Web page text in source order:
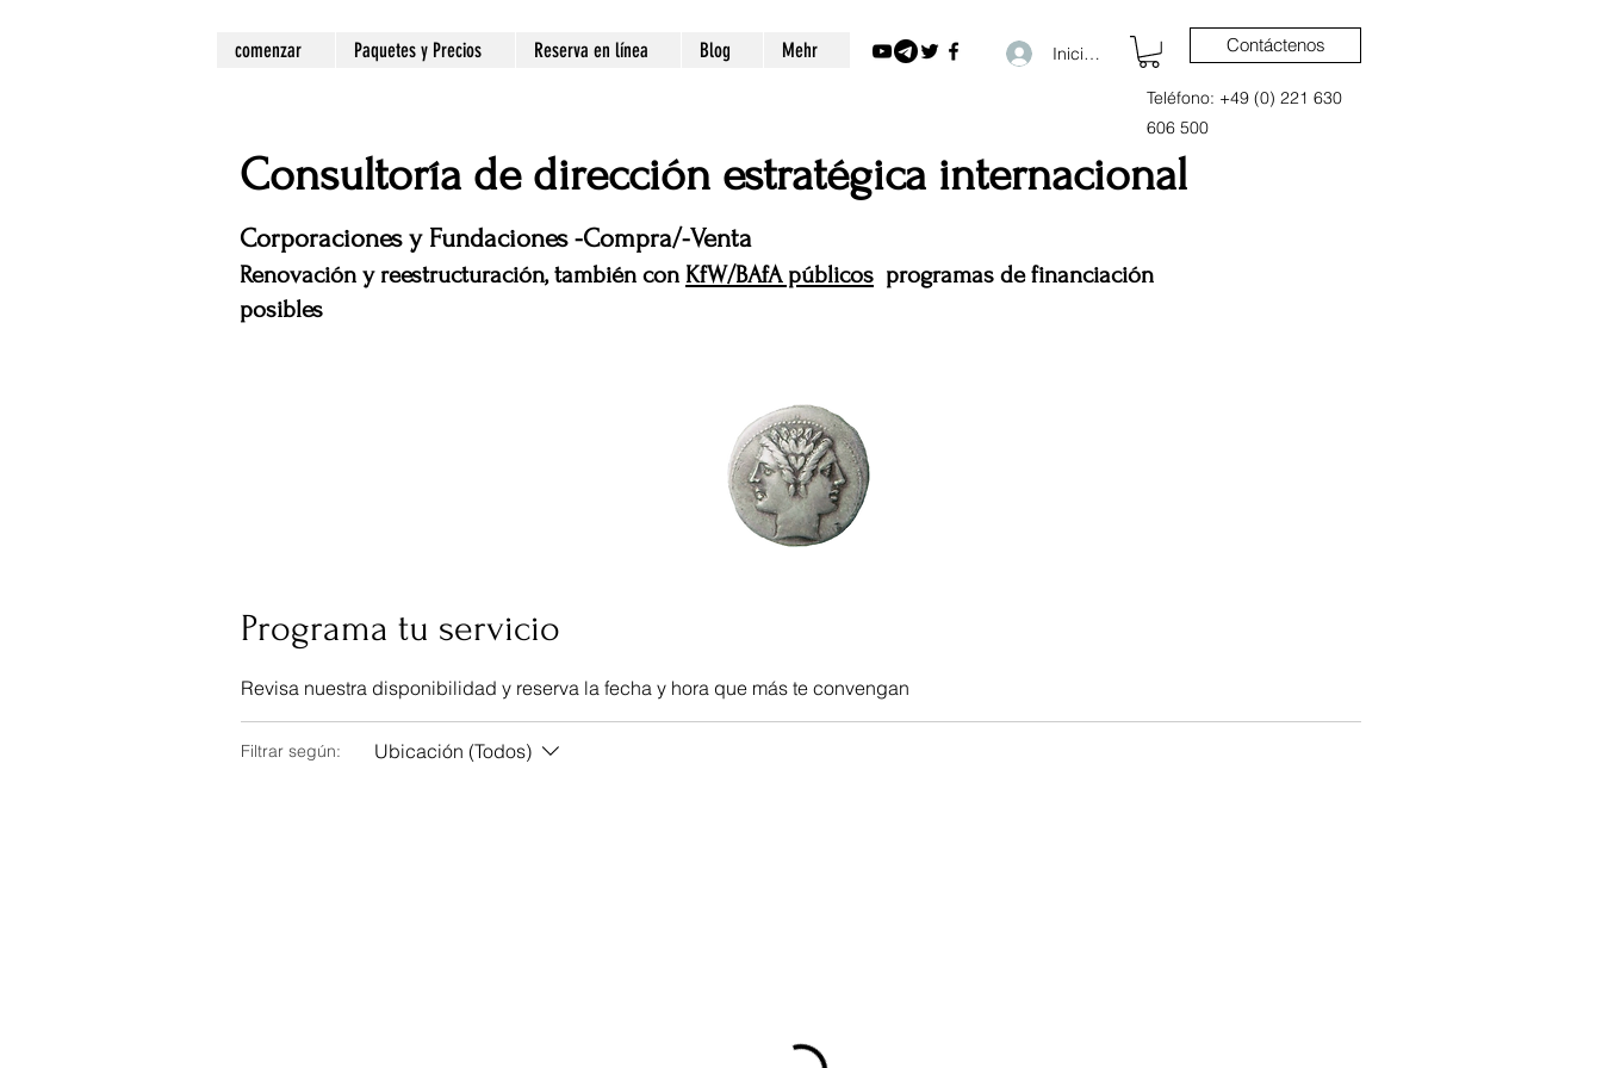
comenzar Paquetes y Precios Reserva en línea Blog Mehr Iniciar sesión Contáctenos
Teléfono: +49 (0) 221 630
606 500
Consultoría de dirección estratégica internacional
Corporaciones y Fundaciones -Compra/-Venta
Renovación y reestructuración, también con KfW/BAfA públicos programas de financiación
posibles
Programa tu servicio
Revisa nuestra disponibilidad y reserva la fecha y hora que más te convengan
Filtrar según: Ubicación (Todos)